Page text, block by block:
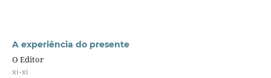
A experiência do presente
O Editor
xi-xi